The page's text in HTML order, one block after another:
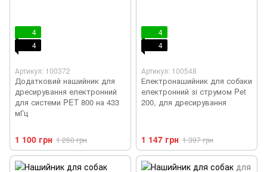
4
4
Артикул: 100372
Додатковий нашийник для
дресирування електронний
для системи PET 800 на 433
мГц
1 100 грн 1 260 грн
4
4
Артикул: 100548
Електронашийник для собаки
електронний зі струмом Pet
200, для дресирування
1 147 грн 1 397 грн